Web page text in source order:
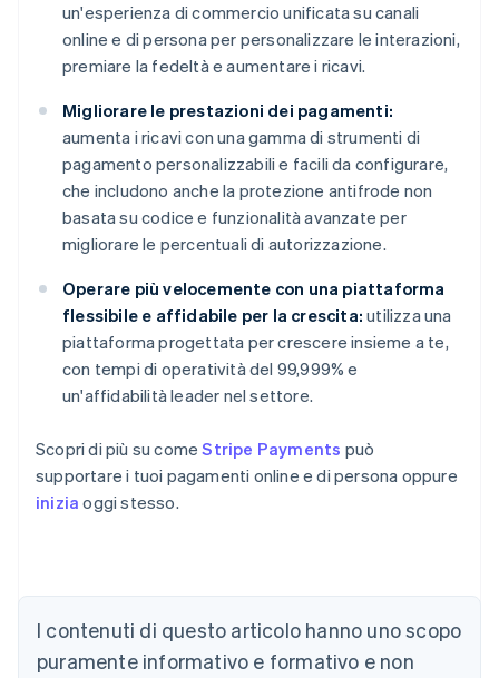
un'esperienza di commercio unificata su canali
online e di persona per personalizzare le interazioni,
premiare la fedeltà e aumentare i ricavi.
Migliorare le prestazioni dei pagamenti:
aumenta i ricavi con una gamma di strumenti di
pagamento personalizzabili e facili da configurare,
che includono anche la protezione antifrode non
basata su codice e funzionalità avanzate per
migliorare le percentuali di autorizzazione.
Operare più velocemente con una piattaforma
flessibile e affidabile per la crescita: utilizza una
piattaforma progettata per crescere insieme a te,
con tempi di operatività del 99,999% e
un'affidabilità leader nel settore.
Scopri di più su comeStripe Payments può
supportare i tuoi pagamenti online e di persona oppure
inizia oggi stesso.
I contenuti di questo articolo hanno uno scopo
puramente informativo e formativo e non
Australia